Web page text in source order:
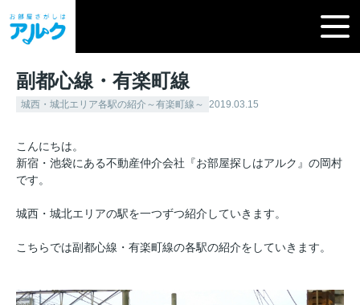
副都心線・有楽町線
城西・城北エリア各駅の紹介～有楽町線～ 2019.03.15
こんにちは。
新宿・池袋にある不動産仲介会社『お部屋探しはアルク』の岡村
です。
城西・城北エリアの駅を一つずつ紹介していきます。
こちらでは副都心線・有楽町線の各駅の紹介をしていきます。